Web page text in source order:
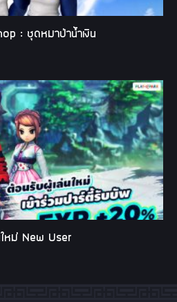
: ชุดหมาป่าน้ำเงิน
หม่ New User